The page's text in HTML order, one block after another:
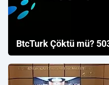
BtcTurk Çöktü mü?